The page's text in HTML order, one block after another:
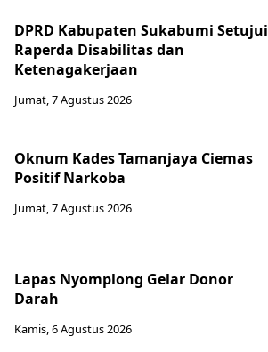
DPRD Kabupaten Sukabumi Setujui
Raperda Disabilitas dan
Ketenagakerjaan
Jumat, 7 Agustus 2026
Oknum Kades Tamanjaya Ciemas
Positif Narkoba
Jumat, 7 Agustus 2026
Lapas Nyomplong Gelar Donor
Darah
Kamis, 6 Agustus 2026